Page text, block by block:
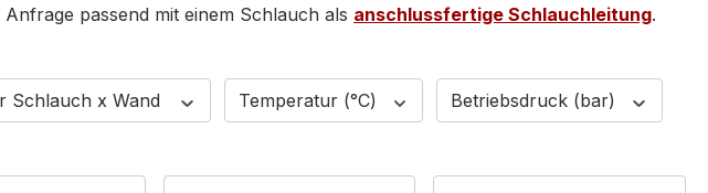
passend mit einem Schlauch als anschlussfertige Schlauchleitung.
Schlauch x Wand Temperatur (°C) Betriebsdruck (bar)